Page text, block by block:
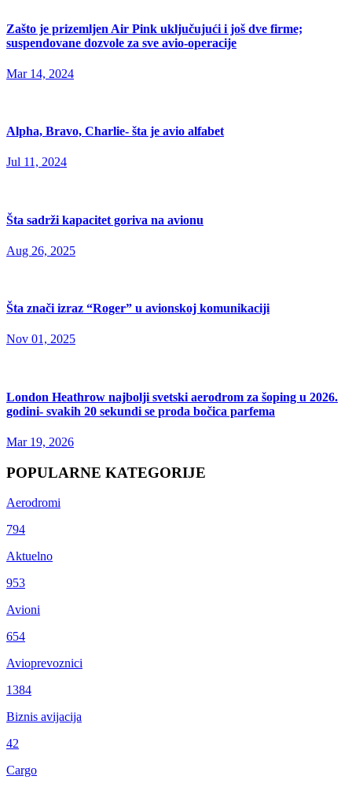
Zašto je prizemljen Air Pink uključujući i još dve firme;
suspendovane dozvole za sve avio-operacije
Mar 14, 2024
Alpha, Bravo, Charlie- šta je avio alfabet
Jul 11, 2024
Šta sadrži kapacitet goriva na avionu
Aug 26, 2025
Šta znači izraz “Roger” u avionskoj komunikaciji
Nov 01, 2025
London Heathrow najbolji svetski aerodrom za šoping u 2026.
godini- svakih 20 sekundi se proda bočica parfema
Mar 19, 2026
POPULARNE KATEGORIJE
Aerodromi
794
Aktuelno
953
Avioni
654
Avioprevoznici
1384
Biznis avijacija
42
Cargo